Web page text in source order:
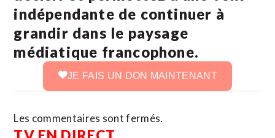
indépendante de continuer à
grandir dans le paysage
médiatique francophone.
JE FAIS UN DON MAINTENANT
Les commentaires sont fermés.